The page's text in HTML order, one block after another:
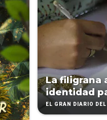
La filigrana
identidad
EL GRAN DIARIO